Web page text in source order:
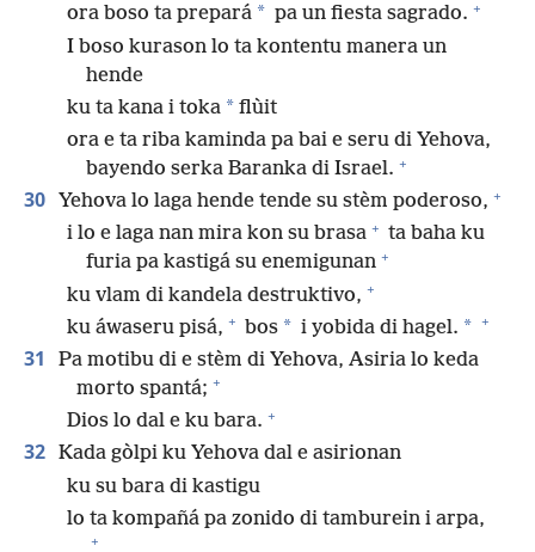
ora boso ta prepará * pa un fiesta sagrado. +
I boso kurason lo ta kontentu manera un
hende
ku ta kana i toka * flùit
ora e ta riba kaminda pa bai e seru di Yehova,
bayendo serka Baranka di Israel. +
30 Yehova lo laga hende tende su stèm poderoso, +
i lo e laga nan mira kon su brasa + ta baha ku
furia pa kastigá su enemigunan +
ku vlam di kandela destruktivo, +
ku áwaseru pisá, + bos * i yobida di hagel. * +
31
Pa motibu di e stèm di Yehova, Asiria lo keda
morto spantá; +
Dios lo dal e ku bara. +
32 Kada gòlpi ku Yehova dal e asirionan
ku su bara di kastigu
lo ta kompañá pa zonido di tamburein i arpa,
+